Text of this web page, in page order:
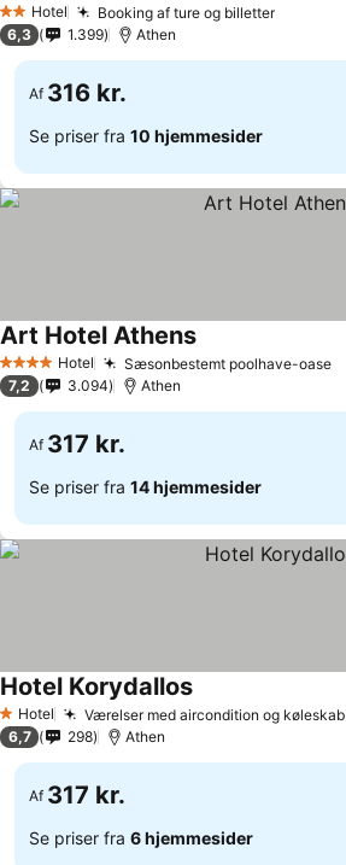
2 Stjerner
Hotel Booking af ture og billetter
6,3 1.399 Athen
Af 316 kr.
Se priser fra 10 hjemmesider
4 StjernerHotel Sæsonbestemt poolhave-oase
Art Hotel Athens
7,2 3.094 Athen
Af 317 kr.
Se priser fra 14 hjemmesider
1 Stjerner
Hotel Værelser med aircondition og køleskab
Hotel Korydallos
6,7 298 Athen
Af 317 kr.
Se priser fra 6 hjemmesider